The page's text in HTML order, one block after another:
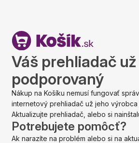
Váš prehliadač
podporovaný
Nákup na Košíku nemusí fungovať
internetový prehliadač už jeho
Aktualizujte prehliadač, alebo si
Potrebujete pomôcť?
Ak narazíte na problém alebo si na